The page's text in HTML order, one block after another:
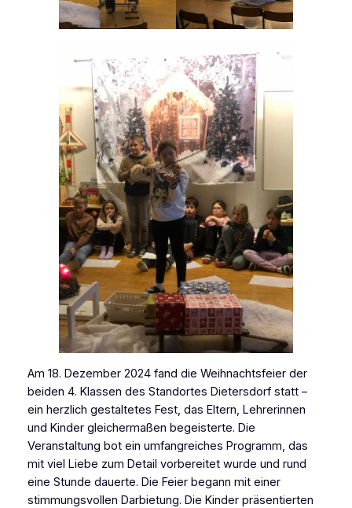
Am 18. Dezember 2024 fand die Weihnachtsfeier der
beiden 4. Klassen des Standortes Dietersdorf statt –
ein herzlich gestaltetes Fest, das Eltern, Lehrerinnen
und Kinder gleichermaßen begeisterte. Die
Veranstaltung bot ein umfangreiches Programm, das
mit viel Liebe zum Detail vorbereitet wurde und rund
eine Stunde dauerte. Die Feier begann mit einer
stimmungsvollen Darbietung. Die Kinder präsentierten